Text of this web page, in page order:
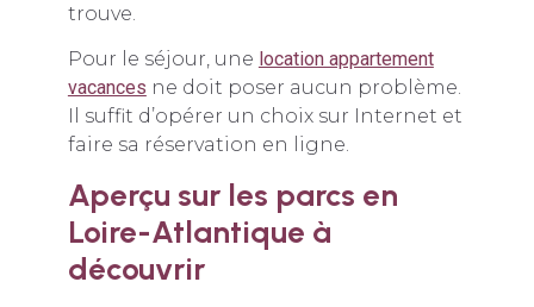
trouve.
Pour le séjour, une location appartement
vacances ne doit poser aucun problème.
Il suffit d’opérer un choix sur Internet et
faire sa réservation en ligne.
Aperçu sur les parcs en
Loire-Atlantique à
découvrir